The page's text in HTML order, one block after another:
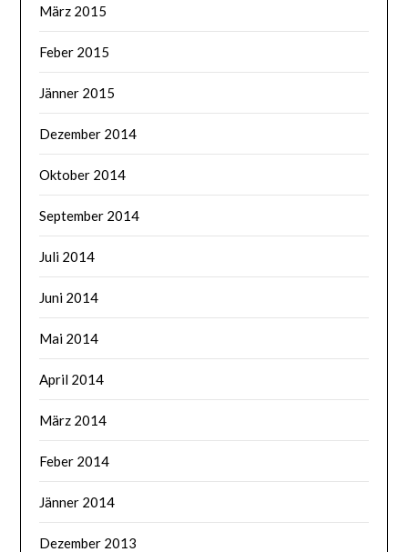
März 2015
Feber 2015
Jänner 2015
Dezember 2014
Oktober 2014
September 2014
Juli 2014
Juni 2014
Mai 2014
April 2014
März 2014
Feber 2014
Jänner 2014
Dezember 2013